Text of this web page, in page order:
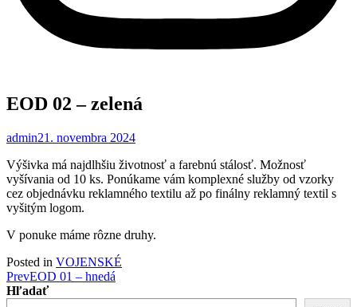
EOD 02 – zelená
admin21. novembra 2024
Výšivka má najdlhšiu životnosť a farebnú stálosť. Možnosť
vyšívania od 10 ks. Ponúkame vám komplexné služby od vzorky
cez objednávku reklamného textilu až po finálny reklamný textil s
vyšitým logom.
V ponuke máme rôzne druhy.
Posted in VOJENSKÉ
Post
navigation
PrevEOD 01 – hnedá
Hľadať